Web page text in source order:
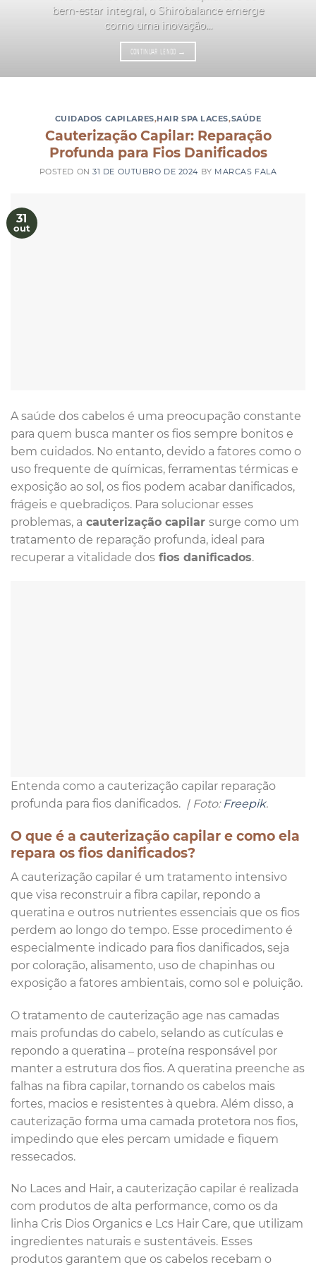
bem-estar integral, o Shirobalance emerge
como uma inovação...
CONTINUAR LENDO →
CUIDADOS CAPILARES,HAIR SPA LACES,SAÚDE
Cauterização Capilar: Reparação
Profunda para Fios Danificados
POSTED ON31 DE OUTUBRO DE 2024 BY MARCAS FALA
31
out
A saúde dos cabelos é uma preocupação constante
para quem busca manter os fios sempre bonitos e
bem cuidados. No entanto, devido a fatores como o
uso frequente de químicas, ferramentas térmicas e
exposição ao sol, os fios podem acabar danificados,
frágeis e quebradiços. Para solucionar esses
problemas, a cauterização capilar surge como um
tratamento de reparação profunda, ideal para
recuperar a vitalidade dos fios danificados.
Entenda como a cauterização capilar reparação
profunda para fios danificados. | Foto: Freepik.
O que é a cauterização capilar e como ela
repara os fios danificados?
A cauterização capilar é um tratamento intensivo
que visa reconstruir a fibra capilar, repondo a
queratina e outros nutrientes essenciais que os fios
perdem ao longo do tempo. Esse procedimento é
especialmente indicado para fios danificados, seja
por coloração, alisamento, uso de chapinhas ou
exposição a fatores ambientais, como sol e poluição.
O tratamento de cauterização age nas camadas
mais profundas do cabelo, selando as cutículas e
repondo a queratina – proteína responsável por
manter a estrutura dos fios. A queratina preenche as
falhas na fibra capilar, tornando os cabelos mais
fortes, macios e resistentes à quebra. Além disso, a
cauterização forma uma camada protetora nos fios,
impedindo que eles percam umidade e fiquem
ressecados.
No Laces and Hair, a cauterização capilar é realizada
com produtos de alta performance, como os da
linha Cris Dios Organics e Lcs Hair Care, que utilizam
ingredientes naturais e sustentáveis. Esses
produtos garantem que os cabelos recebam o